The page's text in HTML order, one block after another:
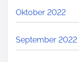
Oktober 2022
September 2022